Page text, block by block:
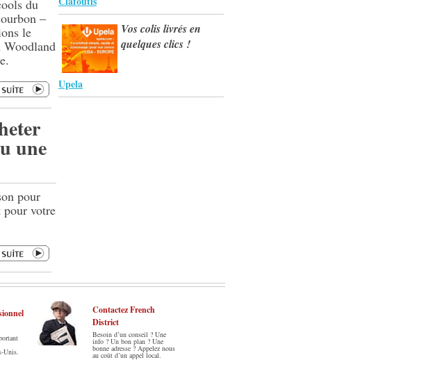
du
–
le
Woodland
une
pour
votre
Vos colis livrés en
quelques clics !
Upela
Unis.
Contactez French
District
Besoin d’un conseil ? Une
info ? Un bon plan ? Une
bonne adresse ? Appelez nous
au coût d’un appel local.